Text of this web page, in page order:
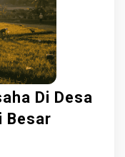
Di Desa
Besar